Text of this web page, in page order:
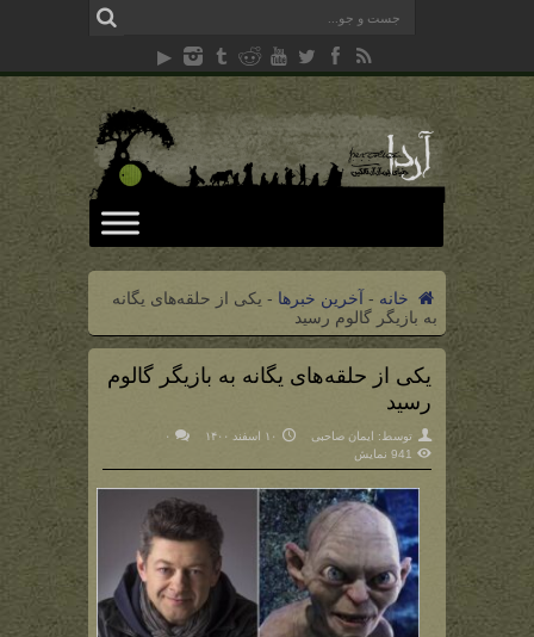
خانه - آخرین خبرها - یکی از حلقه‌های یگانه
به بازیگر گالوم رسید
یکی از حلقه‌های یگانه به بازیگر گالوم
رسید
توسط: ایمان صاحبی ۱۰ اسفند ۱۴۰۰
۰
941 نمایش